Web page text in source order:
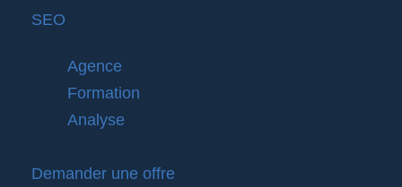
SEO
Agence
Formation
Analyse
Demander une offre